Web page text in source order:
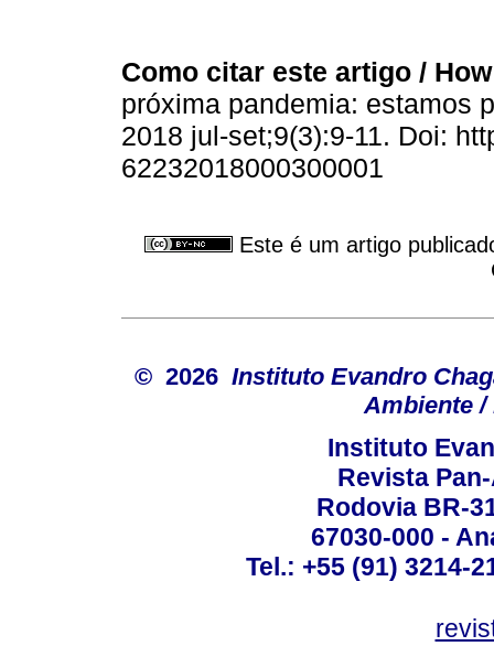
Como citar este artigo /
próxima pandemia: estamos
2018 jul-set;9(3):9-11. Doi:
62232018000300001
Este é um artigo
© 2026 Instituto Evandro
Ambiente /
Instituto
Revista
Rodovia BR-
67030-000 -
Tel.: +55 (91) 3214-